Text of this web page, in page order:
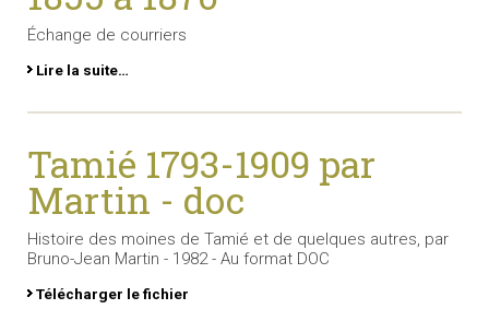
Échange de courriers
Lire la suite…
Tamié 1793-1909 par
Martin - doc
Histoire des moines de Tamié et de quelques autres, par
Bruno-Jean Martin - 1982 - Au format DOC
Télécharger le fichier